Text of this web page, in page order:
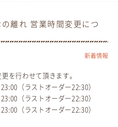
離れ 営業時間変更につ
新着情報
を行わせて頂きます。
（ラストオーダー22:30）
（ラストオーダー22:30）
ラストオーダー22:30）